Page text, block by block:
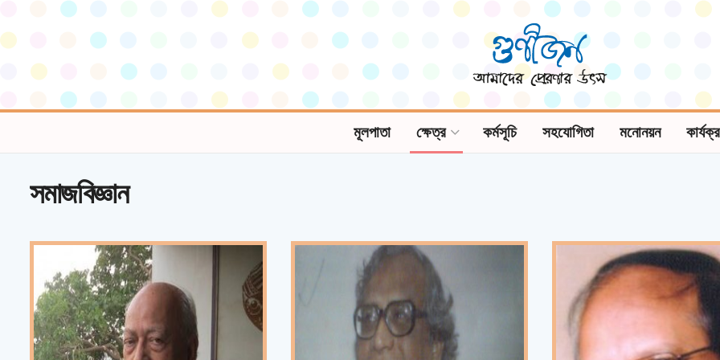
মূলপাতা ক্ষেত্র কর্মসূচি সহযোগিতা মনোনয়ন
সমাজবিজ্ঞান